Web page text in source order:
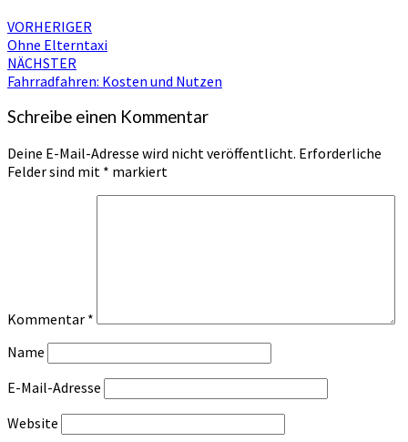
VORHERIGER
Ohne Elterntaxi
NÄCHSTER
Fahrradfahren: Kosten und Nutzen
Schreibe einen Kommentar
Deine E-Mail-Adresse wird nicht veröffentlicht. Erforderliche
Felder sind mit * markiert
Kommentar *
Name
E-Mail-Adresse
Website